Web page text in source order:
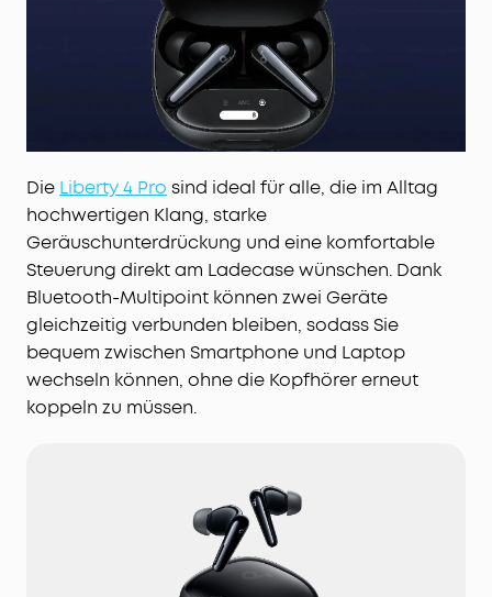
Die Liberty 4 Pro sind ideal für alle, die im Alltag
hochwertigen Klang, starke
Geräuschunterdrückung und eine komfortable
Steuerung direkt am Ladecase wünschen. Dank
Bluetooth-Multipoint können zwei Geräte
gleichzeitig verbunden bleiben, sodass Sie
bequem zwischen Smartphone und Laptop
wechseln können, ohne die Kopfhörer erneut
koppeln zu müssen.